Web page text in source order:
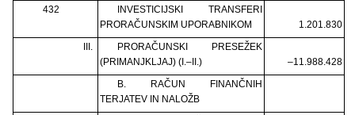
432
INVESTICIJSKI TRANSFERI
PRORAČUNSKIM UPORABNIKOM
1.201.830
III.
PRORAČUNSKI PRESEŽEK
(PRIMANJKLJAJ) (I.–II.)
–11.988.428
B. RAČUN FINANČNIH
TERJATEV IN NALOŽB